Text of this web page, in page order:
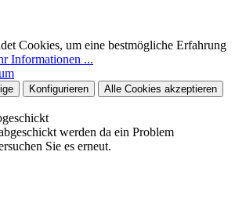
Cookies, um eine bestmögliche Erfahrung
Informationen ...
Konfigurieren Alle Cookies akzeptieren
werden da ein Problem
Sie es erneut.